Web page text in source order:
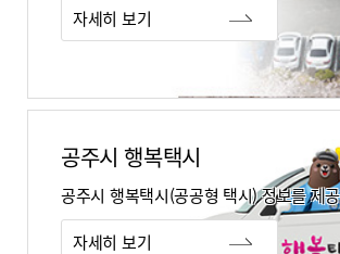
자세히 보기
공주시 행복택시​
공주시 행복택시(공공형 택시) 정보를 제
자세히 보기